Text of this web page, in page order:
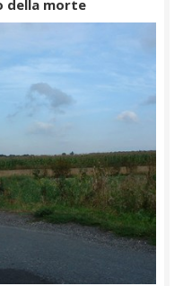
della morte